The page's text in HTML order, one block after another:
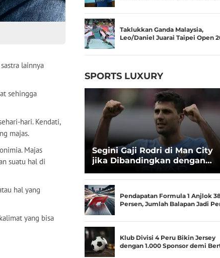
lainnya
sehingga
hari. Kendati,
majas.
Majas
suatu hal di
hal yang
yang bisa
Taklukkan Ganda Malaysia,
Leo/Daniel Juarai Taipei Open
SPORTS LUXURY
Segini Gaji Rodri di Man City
jika Dibandingkan dengan
Pendapatan Formula 1 Anjlok
Persen, Jumlah Balapan Jadi
Klub Divisi 4 Peru Bikin Jersey
dengan 1.000 Sponsor demi